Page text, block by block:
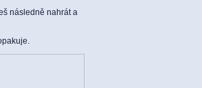
následně nahrát a